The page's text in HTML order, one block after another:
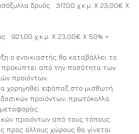
δρυός 317,00 χ.κ.μ. Χ 23,00€ Χ
χ.κ.μ. Χ 23,00€ Χ 50% =
ο ενοικιαστής θα καταβάλλει το
από την ποσότητα των
προϊόντων.
χορηγηθεί εφάπαξ στο μισθωτή.
προϊόντων, πρωτόκολλα
μεταφοράς
προϊόντων από τους τόπους
προς άλλους χώρους θα γίνεται